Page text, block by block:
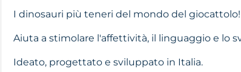
I dinosauri più teneri del mondo del giocattolo!
Aiuta a stimolare l'affettività, il linguaggio e lo
Ideato, progettato e sviluppato in Italia.